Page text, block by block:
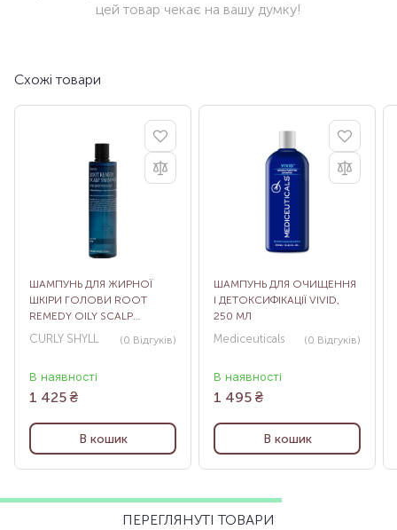
цей товар чекає на вашу думку!
Схожі товари
ШАМПУНЬ ДЛЯ ЖИРНОЇ
ШКІРИ ГОЛОВИ ROOT
REMEDY OILY SCALP
SHAMPOO, 360 МЛ
CURLY SHYLL (0 Відгуків)
В наявності
1 425 ₴
В кошик
ШАМПУНЬ ДЛЯ ОЧИЩЕННЯ
І ДЕТОКСИФІКАЦІЇ VIVID,
250 МЛ
Mediceuticals (0 Відгуків)
В наявності
1 495 ₴
В кошик
ПЕРЕГЛЯНУТІ ТОВАРИ